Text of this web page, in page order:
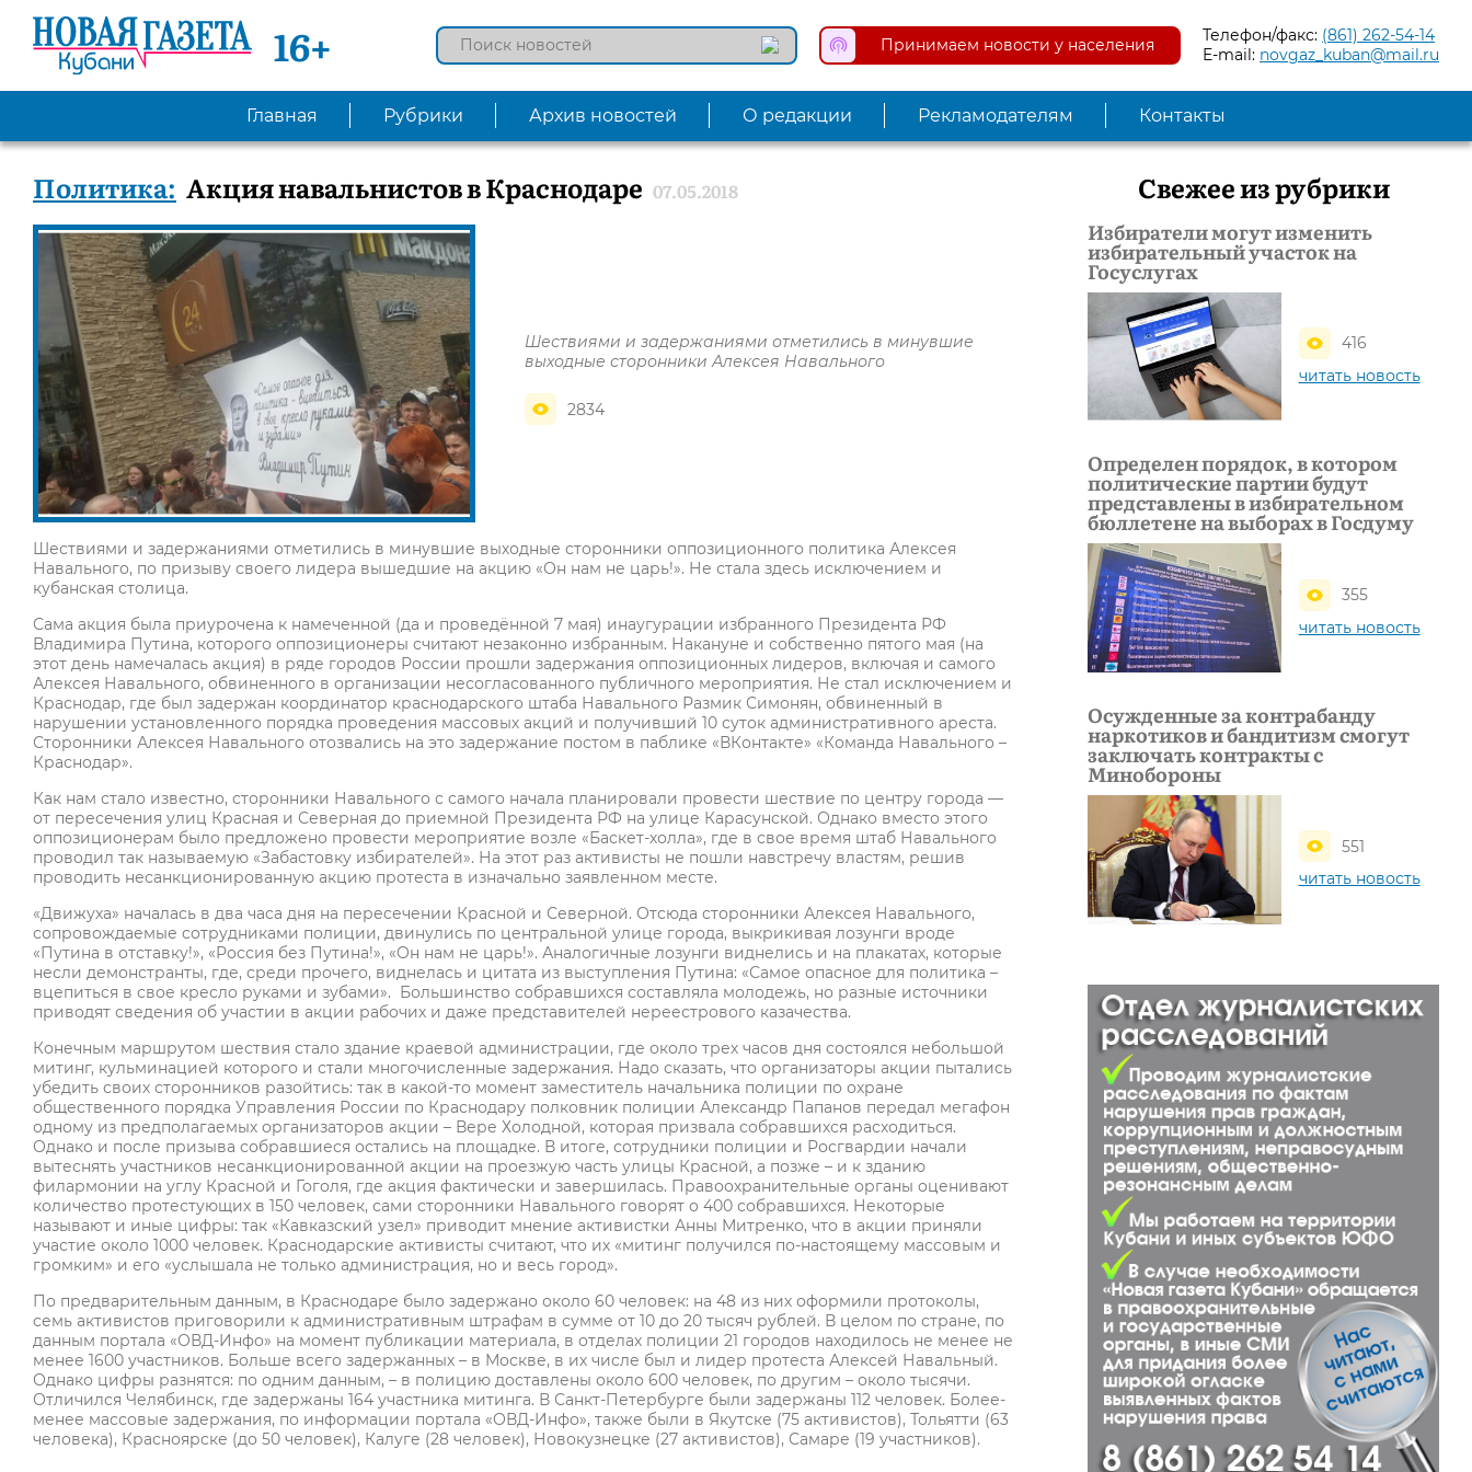
16+ Принимаем новости у населения Телефон/факс: (861) 262-54-14
E-mail: novgaz_kuban@mail.ru
Главная Рубрики Архив новостей О редакции Рекламодателям Контакты
Политика: Акция навальнистов в Краснодаре 07.05.2018
Шествиями и задержаниями отметились в минувшие
выходные сторонники Алексея Навального
2834
Шествиями и задержаниями отметились в минувшие выходные сторонники оппозиционного политика Алексея
Навального, по призыву своего лидера вышедшие на акцию «Он нам не царь!». Не стала здесь исключением и
кубанская столица.
Сама акция была приурочена к намеченной (да и проведённой 7 мая) инаугурации избранного Президента РФ
Владимира Путина, которого оппозиционеры считают незаконно избранным. Накануне и собственно пятого мая (на
этот день намечалась акция) в ряде городов России прошли задержания оппозиционных лидеров, включая и самого
Алексея Навального, обвиненного в организации несогласованного публичного мероприятия. Не стал исключением и
Краснодар, где был задержан координатор краснодарского штаба Навального Размик Симонян, обвиненный в
нарушении установленного порядка проведения массовых акций и получивший 10 суток административного ареста.
Сторонники Алексея Навального отозвались на это задержание постом в паблике «ВКонтакте» «Команда Навального –
Краснодар».
Как нам стало известно, сторонники Навального с самого начала планировали провести шествие по центру города —
от пересечения улиц Красная и Северная до приемной Президента РФ на улице Карасунской. Однако вместо этого
оппозиционерам было предложено провести мероприятие возле «Баскет-холла», где в свое время штаб Навального
проводил так называемую «Забастовку избирателей». На этот раз активисты не пошли навстречу властям, решив
проводить несанкционированную акцию протеста в изначально заявленном месте.
«Движуха» началась в два часа дня на пересечении Красной и Северной. Отсюда сторонники Алексея Навального,
сопровождаемые сотрудниками полиции, двинулись по центральной улице города, выкрикивая лозунги вроде
«Путина в отставку!», «Россия без Путина!», «Он нам не царь!». Аналогичные лозунги виднелись и на плакатах, которые
несли демонстранты, где, среди прочего, виднелась и цитата из выступления Путина: «Самое опасное для политика –
вцепиться в свое кресло руками и зубами». Большинство собравшихся составляла молодежь, но разные источники
приводят сведения об участии в акции рабочих и даже представителей нереестрового казачества.
Конечным маршрутом шествия стало здание краевой администрации, где около трех часов дня состоялся небольшой
митинг, кульминацией которого и стали многочисленные задержания. Надо сказать, что организаторы акции пытались
убедить своих сторонников разойтись: так в какой-то момент заместитель начальника полиции по охране
общественного порядка Управления России по Краснодару полковник полиции Александр Папанов передал мегафон
одному из предполагаемых организаторов акции – Вере Холодной, которая призвала собравшихся расходиться.
Однако и после призыва собравшиеся остались на площадке. В итоге, сотрудники полиции и Росгвардии начали
вытеснять участников несанкционированной акции на проезжую часть улицы Красной, а позже – и к зданию
филармонии на углу Красной и Гоголя, где акция фактически и завершилась. Правоохранительные органы оценивают
количество протестующих в 150 человек, сами сторонники Навального говорят о 400 собравшихся. Некоторые
называют и иные цифры: так «Кавказский узел» приводит мнение активистки Анны Митренко, что в акции приняли
участие около 1000 человек. Краснодарские активисты считают, что их «митинг получился по-настоящему массовым и
громким» и его «услышала не только администрация, но и весь город».
По предварительным данным, в Краснодаре было задержано около 60 человек: на 48 из них оформили протоколы,
семь активистов приговорили к административным штрафам в сумме от 10 до 20 тысяч рублей. В целом по стране, по
данным портала «ОВД-Инфо» на момент публикации материала, в отделах полиции 21 городов находилось не менее не
менее 1600 участников. Больше всего задержанных – в Москве, в их числе был и лидер протеста Алексей Навальный.
Однако цифры разнятся: по одним данным, – в полицию доставлены около 600 человек, по другим – около тысячи.
Отличился Челябинск, где задержаны 164 участника митинга. В Санкт-Петербурге были задержаны 112 человек. Более-
менее массовые задержания, по информации портала «ОВД-Инфо», также были в Якутске (75 активистов), Тольятти (63
человека), Красноярске (до 50 человек), Калуге (28 человек), Новокузнецке (27 активистов), Самаре (19 участников).
Свежее из рубрики
Избиратели могут изменить
избирательный участок на
Госуслугах
416
читать новость
Определен порядок, в котором
политические партии будут
представлены в избирательном
бюллетене на выборах в Госдуму
355
читать новость
Осужденные за контрабанду
наркотиков и бандитизм смогут
заключать контракты с
Минобороны
551
читать новость